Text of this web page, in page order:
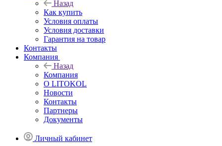
Назад
Как купить
Условия оплаты
Условия доставки
Гарантия на товар
Контакты
Компания
Назад
Компания
О LITOKOL
Новости
Контакты
Партнеры
Документы
Личный кабинет